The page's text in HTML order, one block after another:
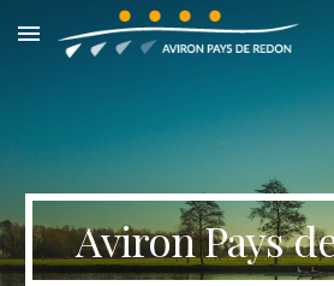
Skip to main content
Aviron Pays